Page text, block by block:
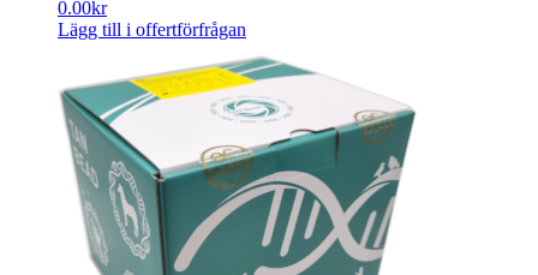
0.00kr
Lägg till i offertförfrågan
produkten
har
flera
varianter.
De
olika
alternativen
väljas